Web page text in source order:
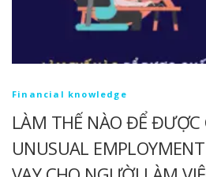
Financial knowledge
LÀM THẾ NÀO ĐỂ ĐƯỢC
UNUSUAL